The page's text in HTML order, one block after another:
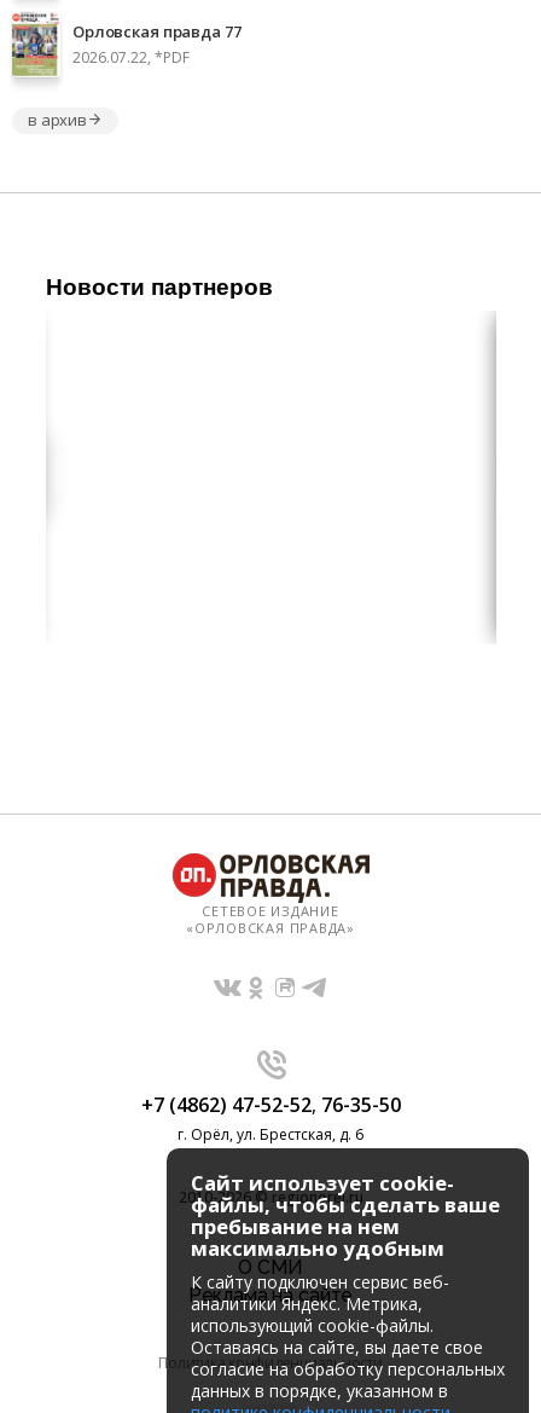
Орловская правда 77
2026.07.22, *PDF
в архив
Новости партнеров
СЕТЕВОЕ ИЗДАНИЕ
«ОРЛОВСКАЯ ПРАВДА»
+7 (4862) 47-52-52, 76-35-50
г. Орёл, ул. Брестская, д. 6
2010-2026 © regionorel.ru
О СМИ
Реклама на сайте
Политика конфиденциальности
Сайт использует cookie-
файлы, чтобы сделать ваше
пребывание на нем
максимально удобным
К cайту подключен сервис веб-
аналитики Яндекс. Метрика,
использующий cookie-файлы.
Оставаясь на сайте, вы даете свое
согласие на обработку персональных
данных в порядке, указанном в